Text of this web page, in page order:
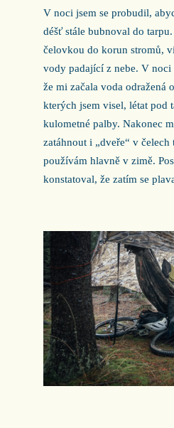
V noci jsem se probudil,
déšť stále bubnoval do
čelovkou do korun stromů,
vody padající z nebe. V noci
že mi začala voda odražená
kterých jsem visel, létat pod
kulometné palby. Nakonec
zatáhnout i „dveře“ v čelech
používám hlavně v zimě.
konstatoval, že zatím se